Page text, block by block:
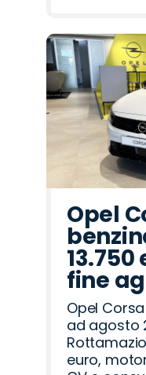
Opel
fine
Opel
ad agosto
euro,